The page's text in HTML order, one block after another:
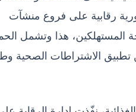
الساحل الشمالي خلال موسم الصيف، حيث تم تنفيذ 11 مأمورية رقابية على فروع منشآت
المستهلكين، هذا وتشمل
تطبيق الاشتراطات الصحية